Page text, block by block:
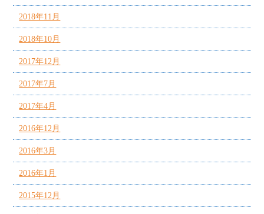
2018年11月
2018年10月
2017年12月
2017年7月
2017年4月
2016年12月
2016年3月
2016年1月
2015年12月